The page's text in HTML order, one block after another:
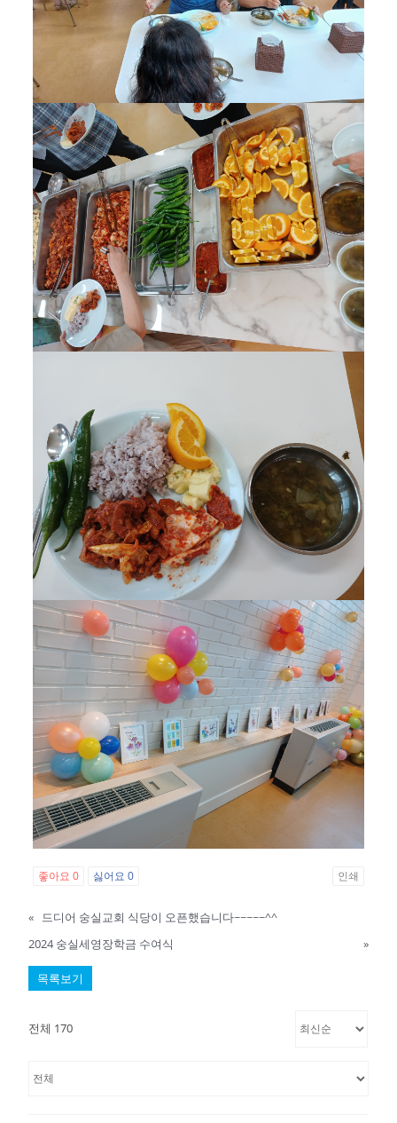
좋아요0 싫어요0 인쇄
« 드디어 숭실교회 식당이 오픈했습니다~~~~~^^
2024 숭실세영장학금 수여식
»
목록보기
전체 170